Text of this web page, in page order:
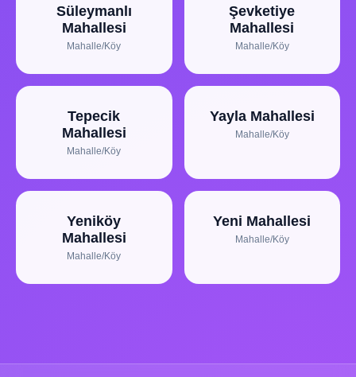
Süleymanlı
Mahallesi
Mahalle/Köy
Şevketiye
Mahallesi
Mahalle/Köy
Tepecik
Mahallesi
Mahalle/Köy
Yayla Mahallesi
Mahalle/Köy
Yeniköy
Mahallesi
Mahalle/Köy
Yeni Mahallesi
Mahalle/Köy